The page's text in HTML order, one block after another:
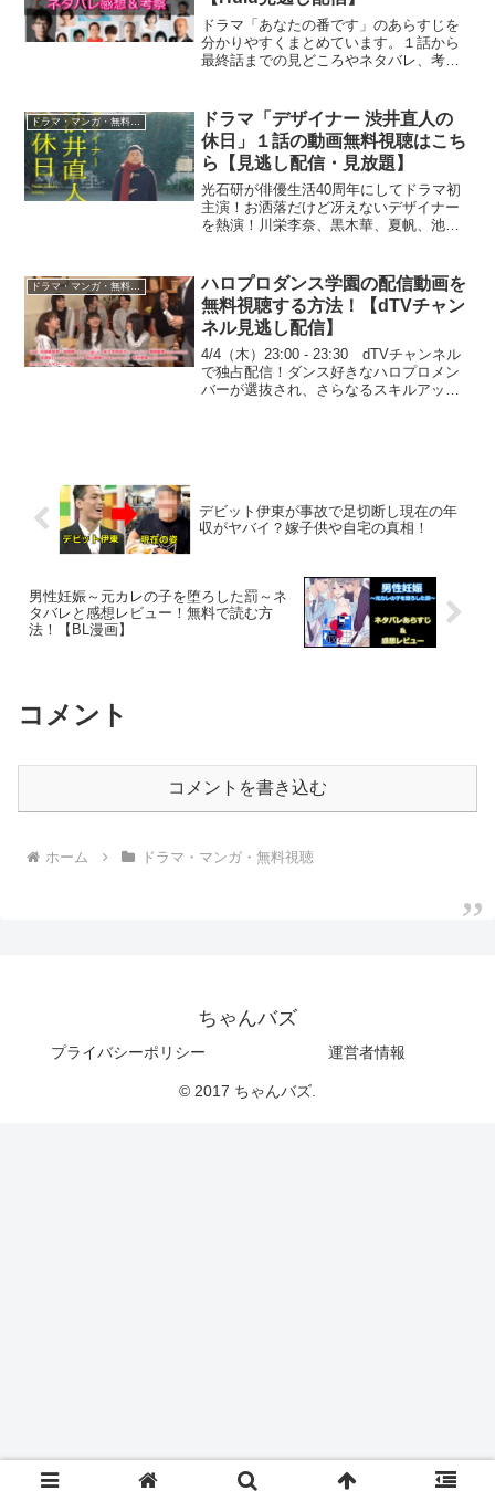
ドラマ「あなたの番です」のあらすじを
分かりやすくまとめています。１話から
最終話までの見どころやネタバレ、考察
ションで起こる「交換殺人ゲーム」の犯
人は？
ドラマ「デザイナー 渋井直人の
休日」１話の動画無料視聴はこち
ら【見逃し配信・見放題】
光石研が俳優生活40周年にしてドラマ初
主演！お洒落だけど冴えないデザイナー
を熱演！川栄李奈、黒木華、夏帆、池田
の無料視聴方法、見逃し配信について解
説します。
ドラマ・マンガ・無料視聴
ハロプロダンス学園の配信動画を
無料視聴する方法！【dTVチャン
ネル見逃し配信】
4/4（木）23:00 - 23:30 dTVチャンネル
で独占配信！ダンス好きなハロプロメン
バーが選抜され、さらなるスキルアップ
デビット伊東が事故で足切断し現在の年
収がヤバイ？嫁子供や自宅の真相！
男性妊娠～元カレの子を堕ろした罰～ネ
タバレと感想レビュー！無料で読む方
法！【BL漫画】
コメント
コメントを書き込む
ホーム ドラマ・マンガ・無料視聴
ちゃんバズ
プライバシーポリシー 運営者情報
© 2017 ちゃんバズ.